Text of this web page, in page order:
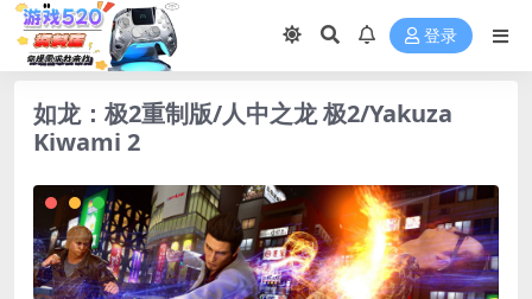
登录
如龙：极2重制版/人中之龙 极2/Yakuza
Kiwami 2